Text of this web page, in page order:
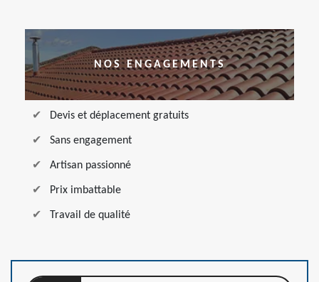
NOS ENGAGEMENTS
Devis et déplacement gratuits
Sans engagement
Artisan passionné
Prix imbattable
Travail de qualité